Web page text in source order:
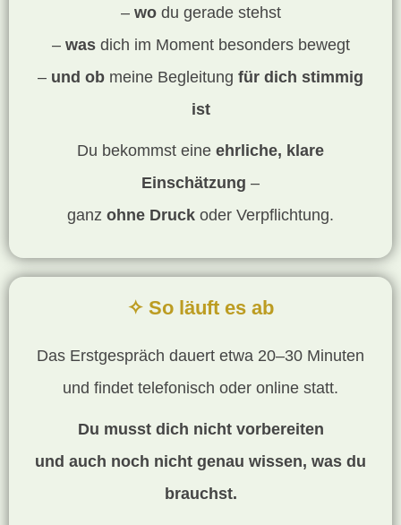
–wodu gerade stehst
– wasdich im Moment besonders bewegt
– und ob meine Begleitung für dich stimmig
ist
Du bekommst eine ehrliche, klare
Einschätzung –
ganz ohne Druck oder Verpflichtung.
✧ So läuft es ab
Das Erstgespräch dauert etwa 20–30 Minuten
und findet telefonisch oder online statt.
Du musst dich nicht vorbereiten
und auch noch nicht genau wissen, was du
brauchst.